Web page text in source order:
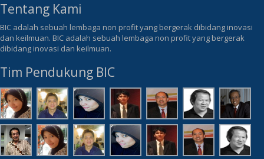
Tentang Kami
BIC adalah sebuah lembaga non profit yang bergerak dibidang inovasi
dan keilmuan. BIC adalah sebuah lembaga non profit yang bergerak
dibidang inovasi dan keilmuan.
Tim Pendukung BIC